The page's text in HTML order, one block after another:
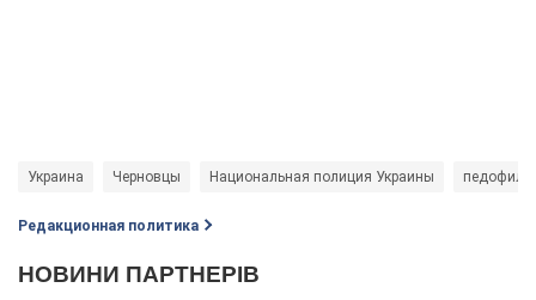
Украина Черновцы Национальная полиция Украины педофилы
Редакционная политика